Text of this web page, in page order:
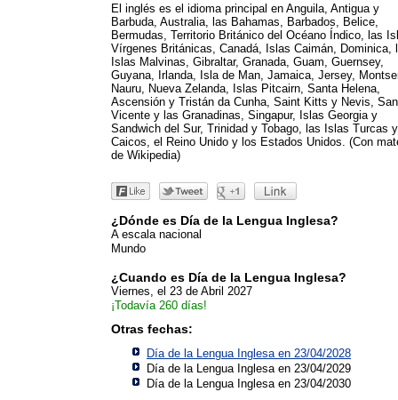
El inglés es el idioma principal en Anguila, Antigua y
Barbuda, Australia, las Bahamas, Barbados, Belice,
Bermudas, Territorio Británico del Océano Índico, las
Vírgenes Británicas, Canadá, Islas Caimán, Dominica,
Islas Malvinas, Gibraltar, Granada, Guam, Guernsey,
Guyana, Irlanda, Isla de Man, Jamaica, Jersey,
Nauru, Nueva Zelanda, Islas Pitcairn, Santa Helena,
Ascensión y Tristán da Cunha, Saint Kitts y Nevis, San
Vicente y las Granadinas, Singapur, Islas Georgia y
Sandwich del Sur, Trinidad y Tobago, las Islas Turcas y
Caicos, el Reino Unido y los Estados Unidos. (Con
de Wikipedia)
¿Dónde es Día de la Lengua Inglesa?
A escala nacional
Mundo
¿Cuando es Día de la Lengua Inglesa?
Viernes, el 23 de Abril 2027
¡Todavía 260 días!
Otras fechas:
Día de la Lengua Inglesa en 23/04/2028
Día de la Lengua Inglesa en 23/04/2029
Día de la Lengua Inglesa en 23/04/2030